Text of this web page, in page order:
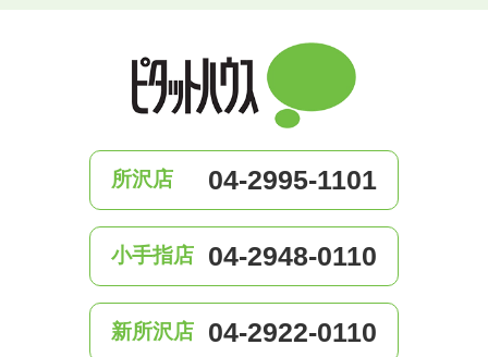
所沢店 04-2995-1101
小手指店 04-2948-0110
新所沢店 04-2922-0110